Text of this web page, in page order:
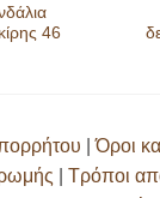
46
|Όροι
Τρόποι